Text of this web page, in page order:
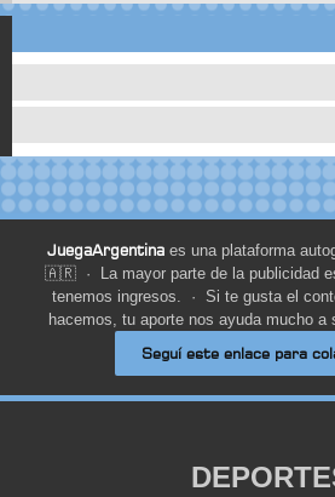
JuegaArgentinaes una plataforma
🇦🇷 · La mayor parte de la publicidad
tenemos ingresos. · Si te gusta el
hacemos, tu aporte nos ayuda mucho a
Seguí este enlace para